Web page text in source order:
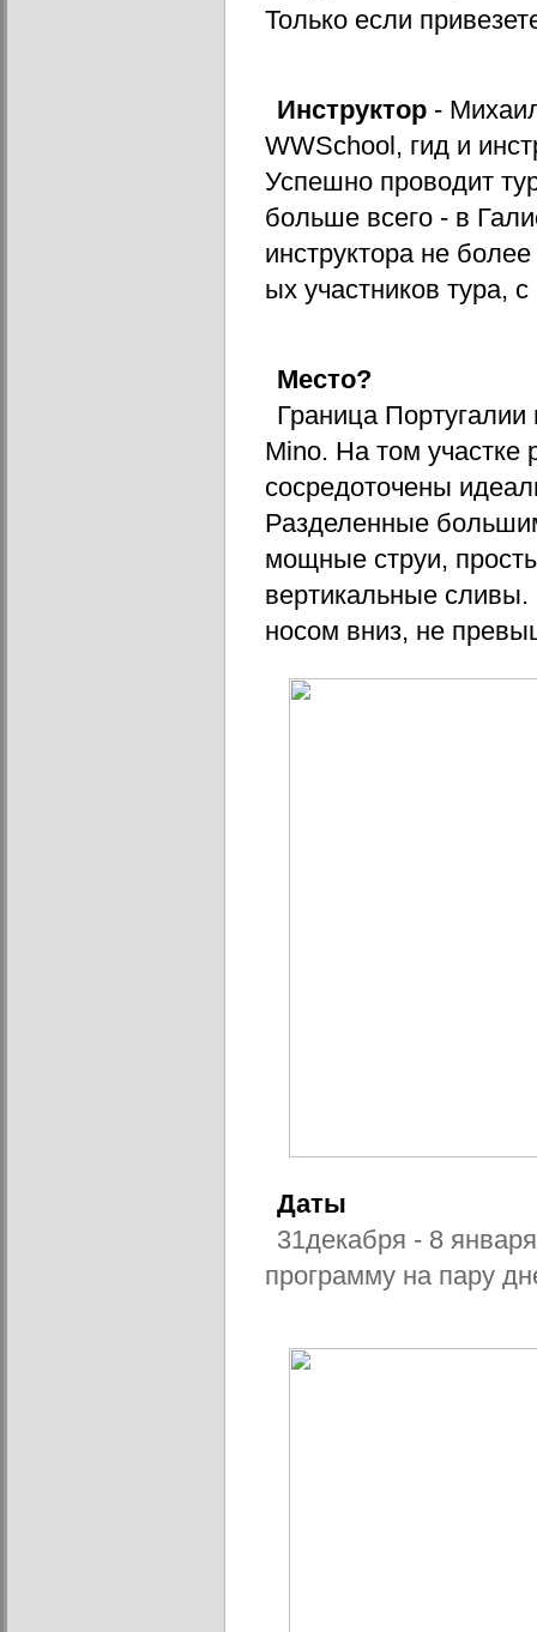
Только если
Инструктор -
WWSchool, гид и
Успешно проводит
больше всего - в
инструктора не
ых участников тура,
Место?
Граница
Mino. На том участке
сосредоточены
Разделенные
мощные струи,
вертикальные сливы.
носом вниз, не
Даты
31декабря - 8
программу на пару